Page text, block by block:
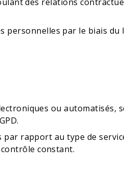
des relations
personnelles par le biais du
ou automatisés,
rapport au type de
constant.